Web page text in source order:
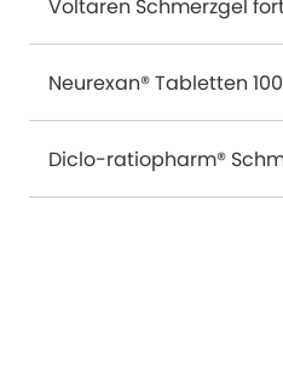
Neurexan® Tabletten
Diclo-ratiopharm®